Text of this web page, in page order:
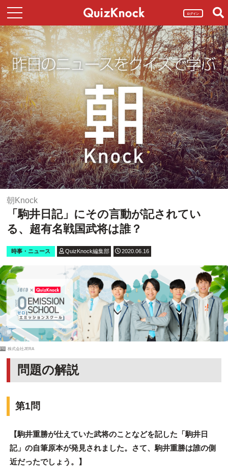
ログイン
朝Knock
「駒井日記」にその言動が記されてい
る、超有名戦国武将は誰？
時事・ニュース QuizKnock編集部 2020.06.16
PR 株式会社JERA
問題の解説
第1問
【駒井重勝が仕えていた武将のことなどを記した「駒井日
記」の自筆原本が発見されました。さて、駒井重勝は誰の側
近だったでしょう。】